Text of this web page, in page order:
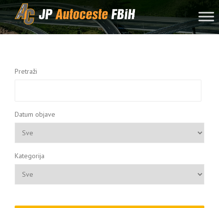
Skip to content
Pretraži
Datum objave
Kategorija